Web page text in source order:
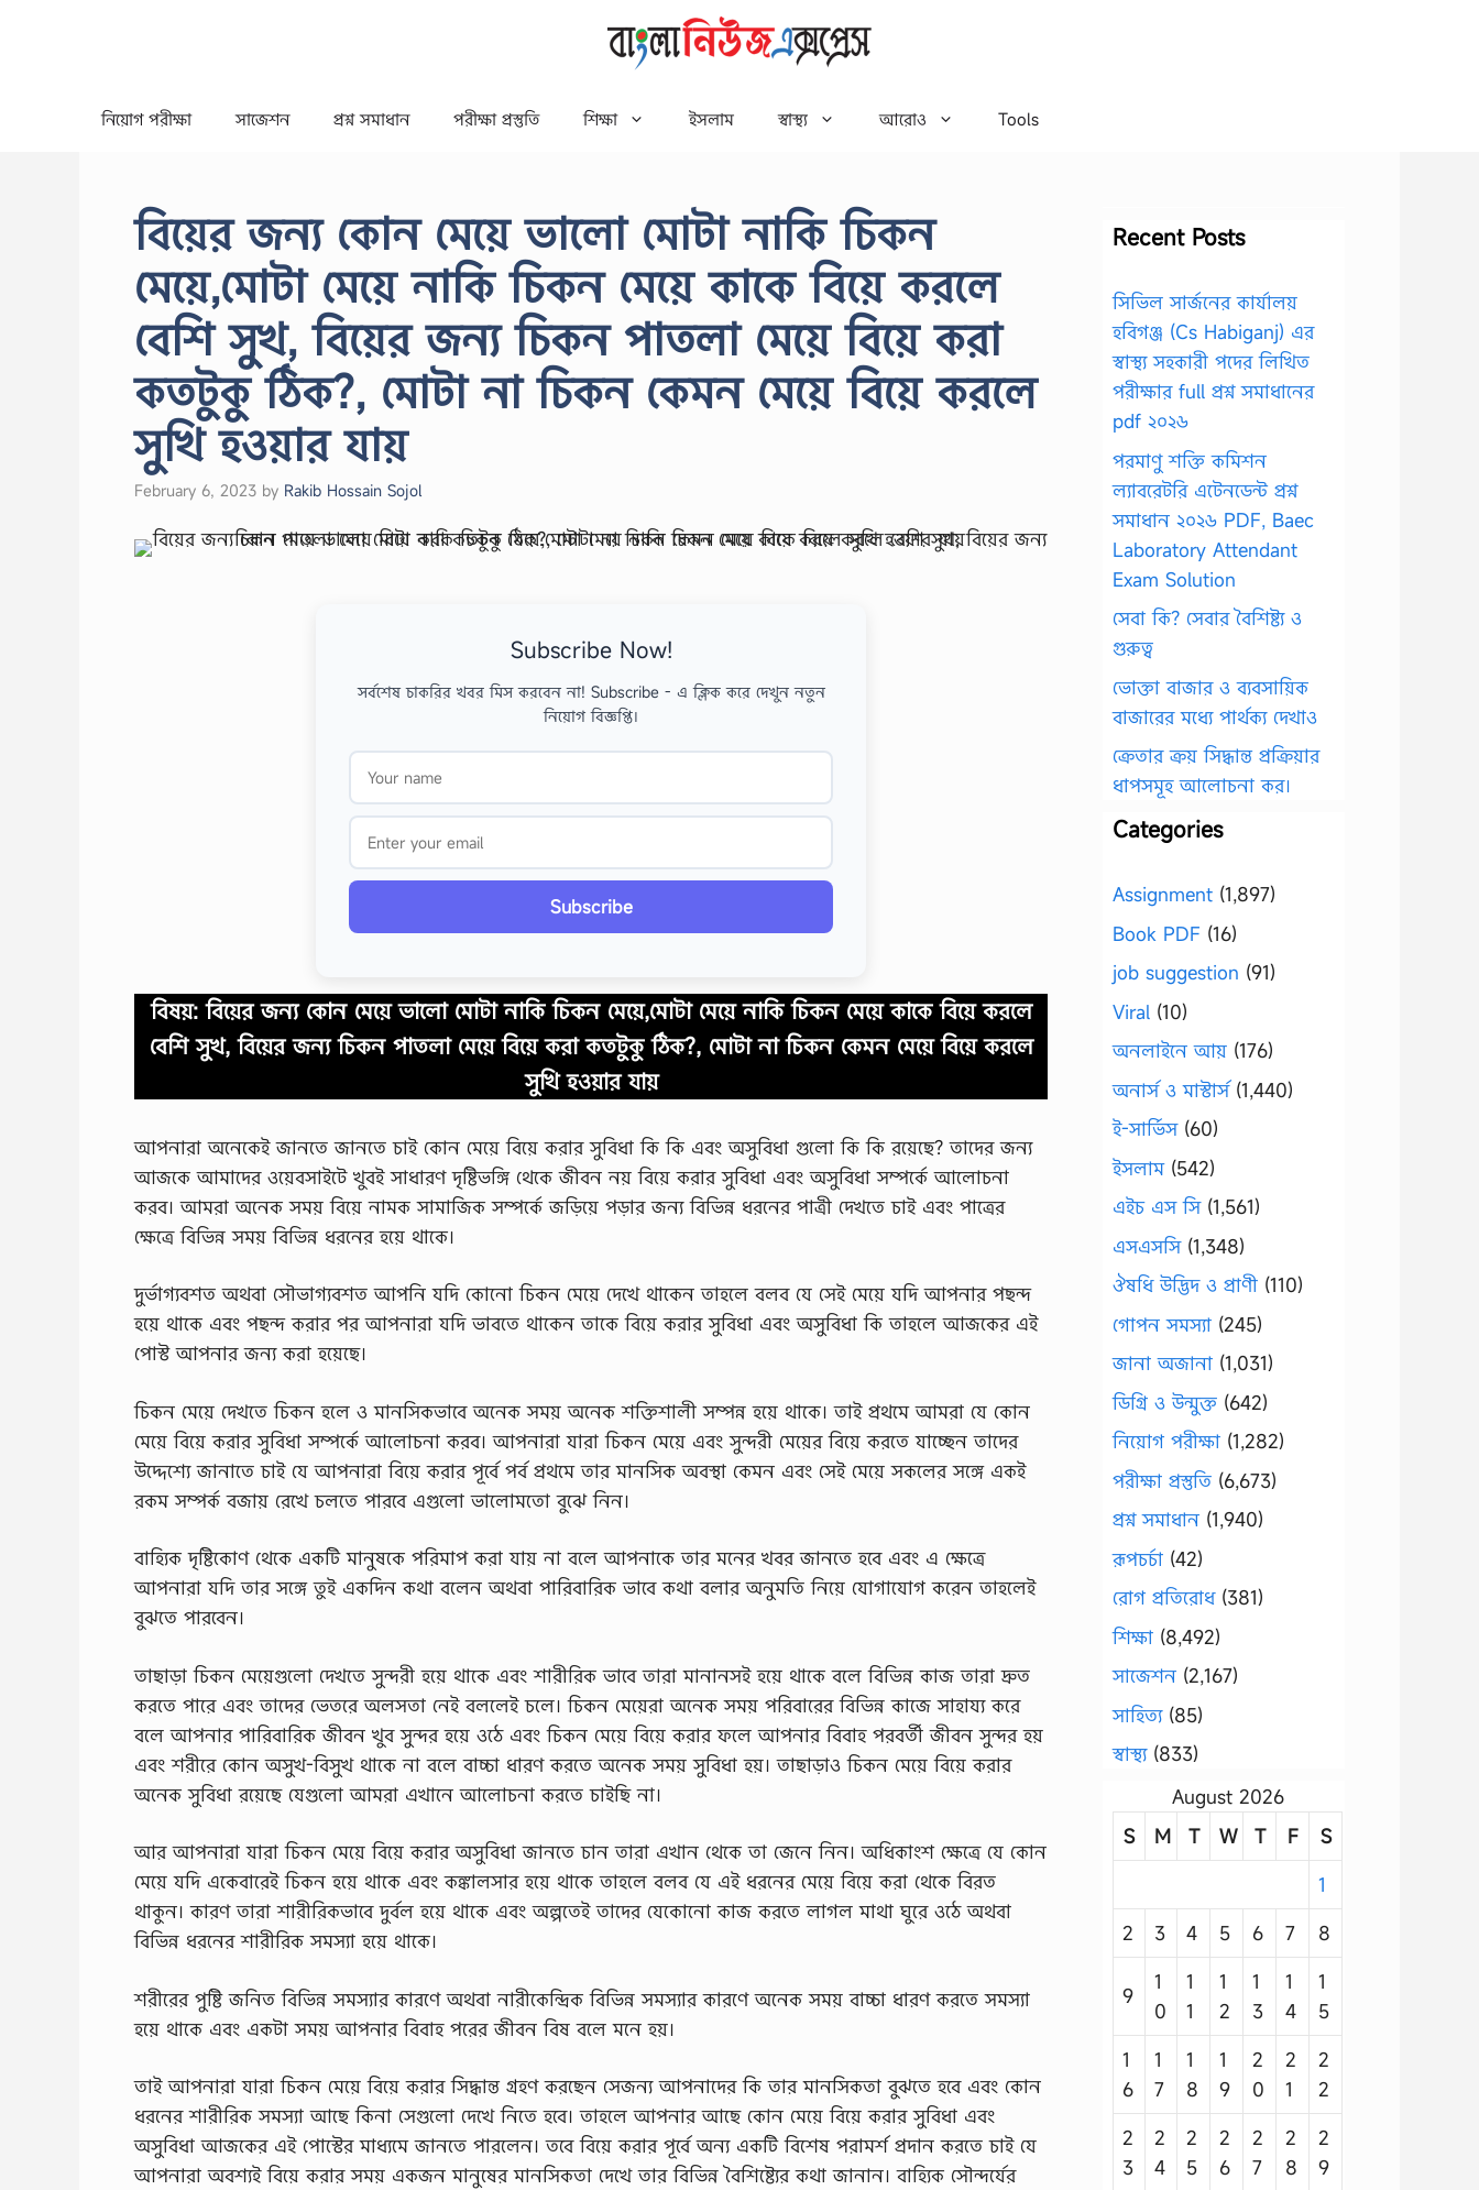
নিয়োগ পরীক্ষা সাজেশন প্রশ্ন সমাধান পরীক্ষা প্রস্তুতি শিক্ষা ইসলাম স্বাস্থ্য আরোও Tools
বিয়ের জন্য কোন মেয়ে ভালো মোটা নাকি চিকন
মেয়ে,মোটা মেয়ে নাকি চিকন মেয়ে কাকে বিয়ে করলে
বেশি সুখ, বিয়ের জন্য চিকন পাতলা মেয়ে বিয়ে করা
কতটুকু ঠিক?, মোটা না চিকন কেমন মেয়ে বিয়ে করলে
সুখি হওয়ার যায়
February 6, 2023 by Rakib Hossain Sojol
Subscribe Now!
সর্বশেষ চাকরির খবর মিস করবেন না! Subscribe - এ ক্লিক করে দেখুন নতুন
নিয়োগ বিজ্ঞপ্তি।
Subscribe
বিষয়: বিয়ের জন্য কোন মেয়ে ভালো মোটা নাকি চিকন মেয়ে,মোটা মেয়ে নাকি চিকন মেয়ে কাকে বিয়ে করলে
বেশি সুখ, বিয়ের জন্য চিকন পাতলা মেয়ে বিয়ে করা কতটুকু ঠিক?, মোটা না চিকন কেমন মেয়ে বিয়ে করলে
সুখি হওয়ার যায়
আপনারা অনেকেই জানতে জানতে চাই কোন মেয়ে বিয়ে করার সুবিধা কি কি এবং অসুবিধা গুলো কি কি রয়েছে? তাদের জন্য
আজকে আমাদের ওয়েবসাইটে খুবই সাধারণ দৃষ্টিভঙ্গি থেকে জীবন নয় বিয়ে করার সুবিধা এবং অসুবিধা সম্পর্কে আলোচনা
করব। আমরা অনেক সময় বিয়ে নামক সামাজিক সম্পর্কে জড়িয়ে পড়ার জন্য বিভিন্ন ধরনের পাত্রী দেখতে চাই এবং পাত্রের
ক্ষেত্রে বিভিন্ন সময় বিভিন্ন ধরনের হয়ে থাকে।
দুর্ভাগ্যবশত অথবা সৌভাগ্যবশত আপনি যদি কোনো চিকন মেয়ে দেখে থাকেন তাহলে বলব যে সেই মেয়ে যদি আপনার পছন্দ
হয়ে থাকে এবং পছন্দ করার পর আপনারা যদি ভাবতে থাকেন তাকে বিয়ে করার সুবিধা এবং অসুবিধা কি তাহলে আজকের এই
পোস্ট আপনার জন্য করা হয়েছে।
চিকন মেয়ে দেখতে চিকন হলে ও মানসিকভাবে অনেক সময় অনেক শক্তিশালী সম্পন্ন হয়ে থাকে। তাই প্রথমে আমরা যে কোন
মেয়ে বিয়ে করার সুবিধা সম্পর্কে আলোচনা করব। আপনারা যারা চিকন মেয়ে এবং সুন্দরী মেয়ের বিয়ে করতে যাচ্ছেন তাদের
উদ্দেশ্যে জানাতে চাই যে আপনারা বিয়ে করার পূর্বে পর্ব প্রথমে তার মানসিক অবস্থা কেমন এবং সেই মেয়ে সকলের সঙ্গে একই
রকম সম্পর্ক বজায় রেখে চলতে পারবে এগুলো ভালোমতো বুঝে নিন।
বাহ্যিক দৃষ্টিকোণ থেকে একটি মানুষকে পরিমাপ করা যায় না বলে আপনাকে তার মনের খবর জানতে হবে এবং এ ক্ষেত্রে
আপনারা যদি তার সঙ্গে তুই একদিন কথা বলেন অথবা পারিবারিক ভাবে কথা বলার অনুমতি নিয়ে যোগাযোগ করেন তাহলেই
বুঝতে পারবেন।
তাছাড়া চিকন মেয়েগুলো দেখতে সুন্দরী হয়ে থাকে এবং শারীরিক ভাবে তারা মানানসই হয়ে থাকে বলে বিভিন্ন কাজ তারা দ্রুত
করতে পারে এবং তাদের ভেতরে অলসতা নেই বললেই চলে। চিকন মেয়েরা অনেক সময় পরিবারের বিভিন্ন কাজে সাহায্য করে
বলে আপনার পারিবারিক জীবন খুব সুন্দর হয়ে ওঠে এবং চিকন মেয়ে বিয়ে করার ফলে আপনার বিবাহ পরবর্তী জীবন সুন্দর হয়
এবং শরীরে কোন অসুখ-বিসুখ থাকে না বলে বাচ্চা ধারণ করতে অনেক সময় সুবিধা হয়। তাছাড়াও চিকন মেয়ে বিয়ে করার
অনেক সুবিধা রয়েছে যেগুলো আমরা এখানে আলোচনা করতে চাইছি না।
আর আপনারা যারা চিকন মেয়ে বিয়ে করার অসুবিধা জানতে চান তারা এখান থেকে তা জেনে নিন। অধিকাংশ ক্ষেত্রে যে কোন
মেয়ে যদি একেবারেই চিকন হয়ে থাকে এবং কঙ্কালসার হয়ে থাকে তাহলে বলব যে এই ধরনের মেয়ে বিয়ে করা থেকে বিরত
থাকুন। কারণ তারা শারীরিকভাবে দুর্বল হয়ে থাকে এবং অল্পতেই তাদের যেকোনো কাজ করতে লাগল মাথা ঘুরে ওঠে অথবা
বিভিন্ন ধরনের শারীরিক সমস্যা হয়ে থাকে।
শরীরের পুষ্টি জনিত বিভিন্ন সমস্যার কারণে অথবা নারীকেন্দ্রিক বিভিন্ন সমস্যার কারণে অনেক সময় বাচ্চা ধারণ করতে সমস্যা
হয়ে থাকে এবং একটা সময় আপনার বিবাহ পরের জীবন বিষ বলে মনে হয়।
তাই আপনারা যারা চিকন মেয়ে বিয়ে করার সিদ্ধান্ত গ্রহণ করছেন সেজন্য আপনাদের কি তার মানসিকতা বুঝতে হবে এবং কোন
ধরনের শারীরিক সমস্যা আছে কিনা সেগুলো দেখে নিতে হবে। তাহলে আপনার আছে কোন মেয়ে বিয়ে করার সুবিধা এবং
অসুবিধা আজকের এই পোস্টের মাধ্যমে জানতে পারলেন। তবে বিয়ে করার পূর্বে অন্য একটি বিশেষ পরামর্শ প্রদান করতে চাই যে
আপনারা অবশ্যই বিয়ে করার সময় একজন মানুষের মানসিকতা দেখে তার বিভিন্ন বৈশিষ্ট্যের কথা জানান। বাহ্যিক সৌন্দর্যের
Recent Posts
সিভিল সার্জনের কার্যালয়
হবিগঞ্জ (Cs Habiganj) এর
স্বাস্থ্য সহকারী পদের লিখিত
পরীক্ষার full প্রশ্ন সমাধানের
pdf ২০২৬
পরমাণু শক্তি কমিশন
ল্যাবরেটরি এটেনডেন্ট প্রশ্ন
সমাধান ২০২৬ PDF, Baec
Laboratory Attendant
Exam Solution
সেবা কি? সেবার বৈশিষ্ট্য ও
গুরুত্ব
ভোক্তা বাজার ও ব্যবসায়িক
বাজারের মধ্যে পার্থক্য দেখাও
ক্রেতার ক্রয় সিদ্ধান্ত প্রক্রিয়ার
ধাপসমূহ আলোচনা কর।
Categories
Assignment (1,897)
Book PDF (16)
job suggestion (91)
Viral (10)
অনলাইনে আয় (176)
অনার্স ও মাস্টার্স(1,440)
ই-সার্ভিস(60)
ইসলাম(542)
এইচ এস সি(1,561)
এসএসসি(1,348)
ঔষধি উদ্ভিদ ও প্রাণী (110)
গোপন সমস্যা (245)
জানা অজানা (1,031)
ডিগ্রি ও উন্মুক্ত (642)
নিয়োগ পরীক্ষা (1,282)
পরীক্ষা প্রস্তুতি (6,673)
প্রশ্ন সমাধান (1,940)
রূপচর্চা (42)
রোগ প্রতিরোধ(381)
শিক্ষা (8,492)
সাজেশন (2,167)
সাহিত্য(85)
স্বাস্থ্য(833)
August 2026
S
M T W T F
S
1
2
3 4 5 6 7 8
9
1
0
1
1
1
2
1
3
1
4
1
5
1
6
1
7
1
8
1
9
2
0
2
1
2
2
2
3
2
4
2
5
2
6
2
7
2
8
2
9